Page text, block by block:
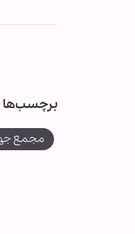
برچسب‌ها
مجمع